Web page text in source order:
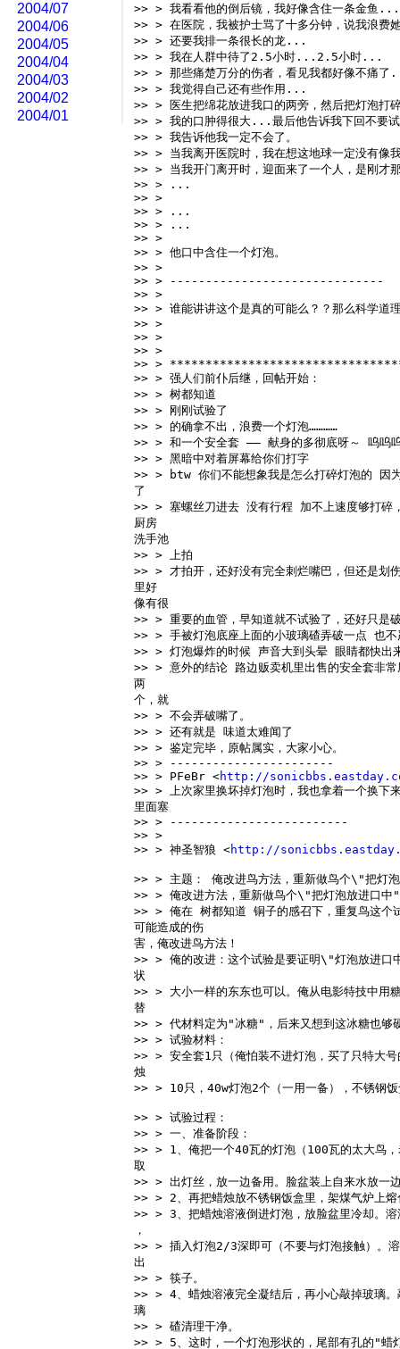
>> > 我看看他的倒后镜，我好像含住一条金鱼
>> > 在医院，我被护士骂了十多分钟，说我浪费
>> > 还要我排一条很长的龙...
>> > 我在人群中待了2.5小时...2.5小时...
>> > 那些痛楚万分的伤者，看见我都好像不痛
>> > 我觉得自己还有些作用...
>> > 医生把绵花放进我口的两旁，然后把灯
>> > 我的口肿得很大...最后他告诉我下回不要
>> > 我告诉他我一定不会了。
>> > 当我离开医院时，我在想这地球一定没有
>> > 当我开门离开时，迎面来了一个人，是刚
>> > ...
>> >
>> > ...
>> > ...
>> >
>> > 他口中含住一个灯泡。
>> >
>> > ------------------------------
>> >
>> > 谁能讲讲这个是真的可能么？？那么科学道
>> >
>> >
>> >
>> >
>> > 强人们前仆后继，回帖开始：
>> > 树都知道
>> > 刚刚试验了
>> > 的确拿不出，浪费一个灯泡…………
>> > 和一个安全套 ―― 献身的多彻底呀～ 呜呜
>> > 黑暗中对着屏幕给你们打字
>> > btw 你们不能想象我是怎么打碎灯泡的 因
了
>> > 塞螺丝刀进去 没有行程 加不上速度够打碎
厨房
洗手池
>> > 上拍
>> > 才拍开，还好没有完全刺烂嘴巴，但还是
里好
像有很
>> > 重要的血管，早知道就不试验了，还好只是
>> > 手被灯泡底座上面的小玻璃碴弄破一点 也
>> > 灯泡爆炸的时候 声音大到头晕 眼睛都快
>> > 意外的结论 路边贩卖机里出售的安全套非
两
个，就
>> > 不会弄破嘴了。
>> > 还有就是 味道太难闻了
>> > 鉴定完毕，原帖属实，大家小心。
>> > -----------------------
>> > PFeBr <http://
>> > 上次家里换坏掉灯泡时，我也拿着一个换下
里面塞
>> > -------------------------
>> >
>> > 神圣智狼 <http://
>> > 主题： 俺改进鸟方法，重新做鸟个\"把灯
>> > 俺改进方法，重新做鸟个\"把灯泡放进口
>> > 俺在 树都知道 铜子的感召下，重复鸟这个
可能造成的伤
害，俺改进鸟方法！
>> > 俺的改进：这个试验是要证明\"灯泡放进口
状
>> > 大小一样的东东也可以。俺从电影特技中用
替
>> > 代材料定为"冰糖"，后来又想到这冰糖也
>> > 试验材料：
>> > 安全套1只（俺怕装不进灯泡，买了只特大号
烛
>> > 10只，40w灯泡2个（一用一备），不锈钢
>> > 试验过程：
>> > 一、准备阶段：
>> > 1、俺把一个40瓦的灯泡（100瓦的太大鸟，
取
>> > 出灯丝，放一边备用。脸盆装上自来水放一
>> > 2、再把蜡烛放不锈钢饭盒里，架煤气炉上
>> > 3、把蜡烛溶液倒进灯泡，放脸盆里冷却。溶
，
>> > 插入灯泡2/3深即可（不要与灯泡接触）。
出
>> > 筷子。
>> > 4、蜡烛溶液完全凝结后，再小心敲掉玻璃。
璃
>> > 碴清理干净。
>> > 5、这时，一个灯泡形状的，尾部有孔的"
2004/07
2004/06
2004/05
2004/04
2004/03
2004/02
2004/01